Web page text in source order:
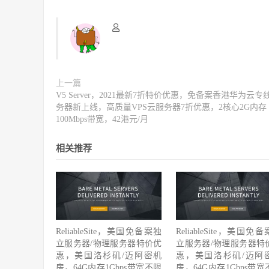
上一篇
V5 Server，2021最新7折特价优惠，免备案香港华为云专
务器新上线，高质量VPS云服务器7折优惠，2核心2G内存
100Mbps带宽，42港元/月
相关推荐
ReliableSite，美国免备案独
立服务器/物理服务器特价优
惠，美国洛杉矶/迈阿密机
ReliableSite，美国免备
立服务器/物理服务器特
惠，美国洛杉矶/迈阿